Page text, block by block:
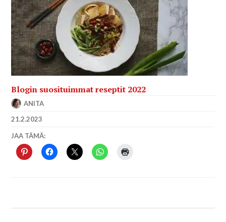
Blogin suosituimmat reseptit 2022
ANITA
21.2.2023
JAA TÄMÄ: